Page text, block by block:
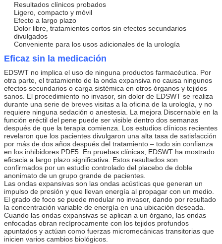
Resultados clínicos probados
Ligero, compacto y móvil
Efecto a largo plazo
Dolor libre, tratamientos cortos sin efectos secundarios
divulgados
Conveniente para los usos adicionales de la urología
Eficaz sin la medicación
EDSWT no implica el uso de ninguna productos farmacéutica. Por
otra parte, el tratamiento de la onda expansiva no causa ningunos
efectos secundarios o carga sistémica en otros órganos y tejidos
sanos. El procedimiento no invasor, sin dolor de EDSWT se realiza
durante una serie de breves visitas a la oficina de la urología, y no
requiere ninguna sedación o anestesia. La mejora Discernable en la
función eréctil del pene puede ser visible dentro dos semanas
después de que la terapia comienza. Los estudios clínicos recientes
revelaron que los pacientes divulgaron una alta tasa de satisfacción
por más de dos años después del tratamiento – todo sin confianza
en los inhibidores PDE5. En pruebas clínicas, EDSWT ha mostrado
eficacia a largo plazo significativa. Estos resultados son
confirmados por un estudio controlado del placebo de doble
anonimato de un grupo grande de pacientes.
Las ondas expansivas son las ondas acústicas que generan un
impulso de presión y que llevan energía al propagar con un medio.
El grado de foco se puede modular no invasor, dando por resultado
la concentración variable de energía en una ubicación deseada.
Cuando las ondas expansivas se aplican a un órgano, las ondas
enfocadas obran recíprocamente con los tejidos profundos
apuntados y actúan como fuerzas micromecánicas transitorias que
inicien varios cambios biológicos.